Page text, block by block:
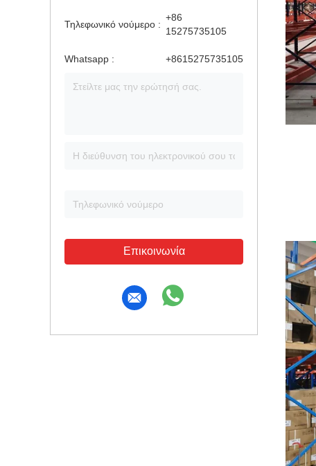
Τηλεφωνικό νούμερο :
+86
15275735105
Whatsapp : +8615275735105
Επικοινωνία